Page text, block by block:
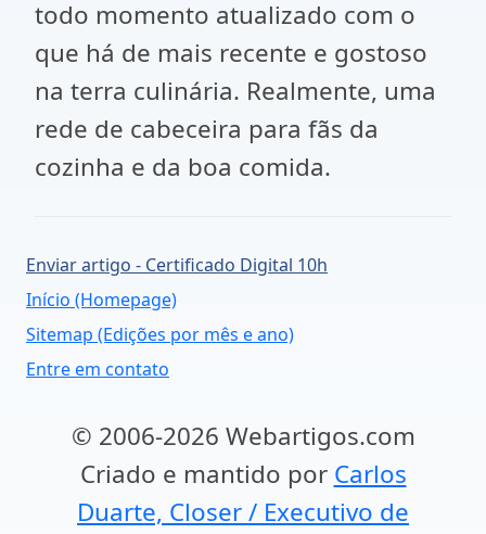
todo momento atualizado com o
que há de mais recente e gostoso
na terra culinária. Realmente, uma
rede de cabeceira para fãs da
cozinha e da boa comida.
Enviar artigo - Certificado Digital 10h
Início (Homepage)
Sitemap (Edições por mês e ano)
Entre em contato
© 2006-2026 Webartigos.com
Criado e mantido por Carlos
Duarte, Closer / Executivo de